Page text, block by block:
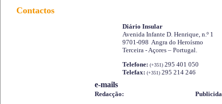
Contactos
Diário Insular
Avenida Infante D. Henrique, n.º 1
9701-098 Angra do Heroísmo
Terceira - Açores – Portugal.
Telefone: (+351) 295 401 050
Telefax: (+351) 295 214 246
e-mails
Redacção: